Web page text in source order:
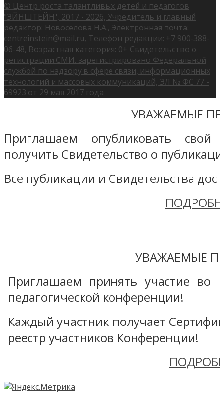
© Центр роста талантливых детей и педагогов
"ЭЙНШТЕЙН", 2017 - 2026, Учредитель и главный
редактор: Новоселова Н.А., Электронная почта:
centreinstein@mail.ru, Телефон редакции: +7 900-388-
06-48, Возрастная категория: 0+ Свидетельство о
регистрации СМИ: зарегистрировано Федеральной
службой по надзору в сфере связи, информационных
технологий и массовых коммуникаций, ЭЛ № ФС 77 -
69923 от 29 мая 2017 года
УВАЖАЕМЫЕ
Приглашаем опубликовать
получить Свидетельство о
Все публикации и Свидетельства
УВАЖАЕМЫЕ
Приглашаем принять участие во
педагогической конференции!
Каждый участник получает
реестр участников Конференции!